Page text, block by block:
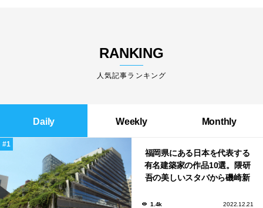
RANKING
人気記事ランキング
Daily Weekly Monthly
福岡県にある日本を代表する
有名建築家の作品10選。隈研
吾の美しいスタバから磯崎新
1.4k 2022.12.21